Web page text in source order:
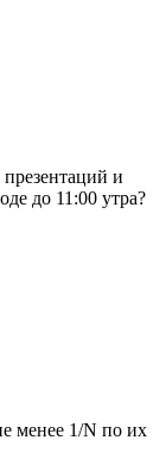
и
до 11:00 утра?
менее 1/N по их